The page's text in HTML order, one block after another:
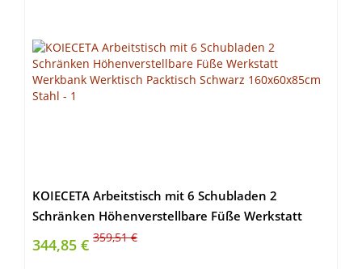
KOIECETA Arbeitstisch mit 6 Schubladen 2
Schränken Höhenverstellbare Füße Werkstatt
Werkbank Werktisch Packtisch Schwarz
160x60x85cm Stahl
344,85 € 359,51 €